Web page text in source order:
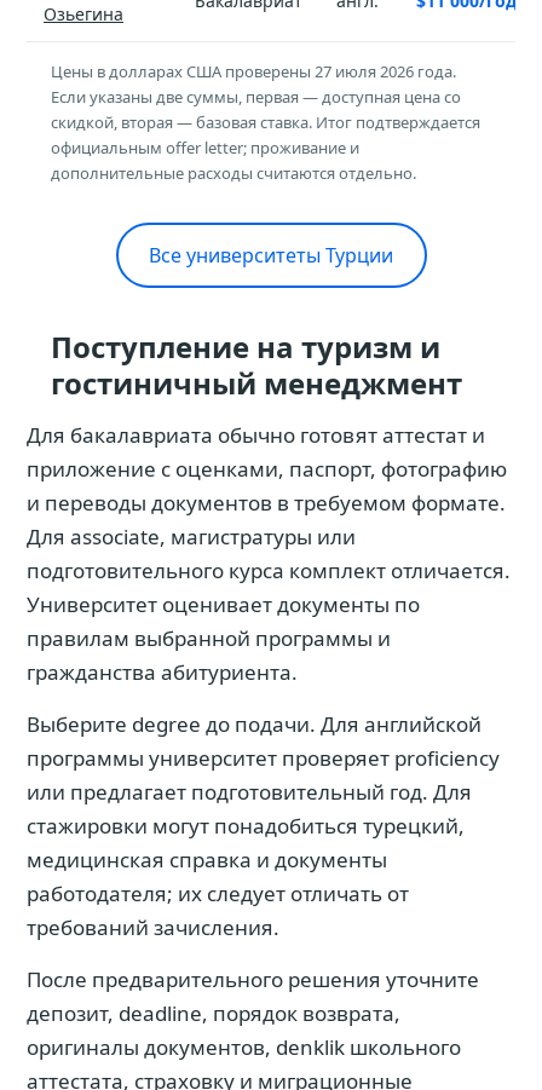
Озьегина
Цены в долларах США проверены 27 июля 2026 года.
Если указаны две суммы, первая — доступная цена со
скидкой, вторая — базовая ставка. Итог подтверждается
официальным offer letter; проживание и
дополнительные расходы считаются отдельно.
Все университеты Турции
Поступление на туризм и
гостиничный менеджмент
Для бакалавриата обычно готовят аттестат и
приложение с оценками, паспорт, фотографию
и переводы документов в требуемом формате.
Для associate, магистратуры или
подготовительного курса комплект отличается.
Университет оценивает документы по
правилам выбранной программы и
гражданства абитуриента.
Выберите degree до подачи. Для английской
программы университет проверяет proficiency
или предлагает подготовительный год. Для
стажировки могут понадобиться турецкий,
медицинская справка и документы
работодателя; их следует отличать от
требований зачисления.
После предварительного решения уточните
депозит, deadline, порядок возврата,
оригиналы документов, denklik школьного
аттестата, страховку и миграционные